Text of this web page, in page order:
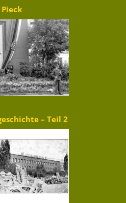
– Teil 2